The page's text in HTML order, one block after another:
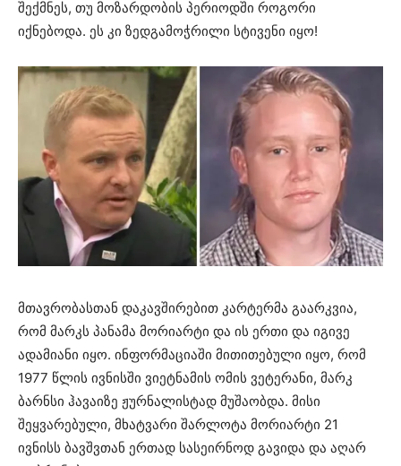
შექმნეს, თუ მოზარდობის პერიოდში როგორი
იქნებოდა. ეს კი ზედგამოჭრილი სტივენი იყო!
მთავრობასთან დაკავშირებით კარტერმა გაარკვია,
რომ მარკს პანამა მორიარტი და ის ერთი და იგივე
ადამიანი იყო. ინფორმაციაში მითითებული იყო, რომ
1977 წლის ივნისში ვიეტნამის ომის ვეტერანი, მარკ
ბარნსი ჰავაიზე ჟურნალისტად მუშაობდა. მისი
შეყვარებული, მხატვარი შარლოტა მორიარტი 21
ივნისს ბავშვთან ერთად სასეირნოდ გავიდა და აღარ